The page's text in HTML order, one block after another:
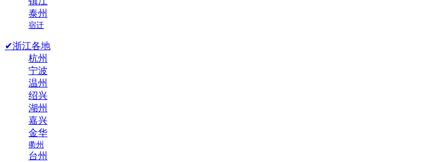
泰州
宿迁
✔浙江各地
杭州
宁波
温州
绍兴
湖州
嘉兴
金华
衢州
台州